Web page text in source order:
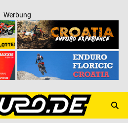
Werbung